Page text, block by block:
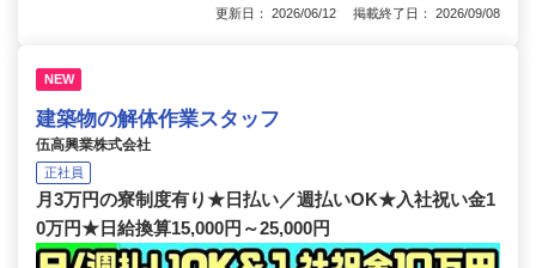
更新日： 2026/06/12 掲載終了日： 2026/09/08
NEW
建築物の解体作業スタッフ
伍高興業株式会社
正社員
月3万円の寮制度有り★日払い／週払いOK★入社祝い金1
0万円★日給換算15,000円～25,000円